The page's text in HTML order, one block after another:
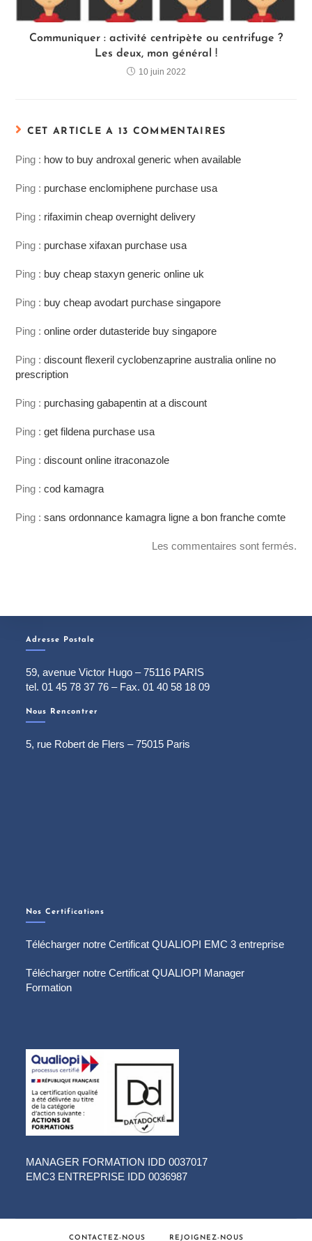
Communiquer : activité centripète ou centrifuge ?
Les deux, mon général !
10 juin 2022
CET ARTICLE A 13 COMMENTAIRES
Ping : how to buy androxal generic when available
Ping : purchase enclomiphene purchase usa
Ping : rifaximin cheap overnight delivery
Ping : purchase xifaxan purchase usa
Ping : buy cheap staxyn generic online uk
Ping : buy cheap avodart purchase singapore
Ping :online order dutasteride buy singapore
Ping :discount flexeril cyclobenzaprine australia online no
prescription
Ping : purchasing gabapentin at a discount
Ping :get fildena purchase usa
Ping :discount online itraconazole
Ping :cod kamagra
Ping :sans ordonnance kamagra ligne a bon franche comte
Les commentaires sont fermés.
Adresse Postale
59, avenue Victor Hugo – 75116 PARIS
tel. 01 45 78 37 76 – Fax. 01 40 58 18 09
Nous Rencontrer
5, rue Robert de Flers – 75015 Paris
Nos Certifications
Télécharger notre Certificat QUALIOPI EMC 3 entreprise
Télécharger notre Certificat QUALIOPI Manager
Formation
MANAGER FORMATION IDD 0037017
EMC3 ENTREPRISE IDD 0036987
CONTACTEZ-NOUS REJOIGNEZ-NOUS